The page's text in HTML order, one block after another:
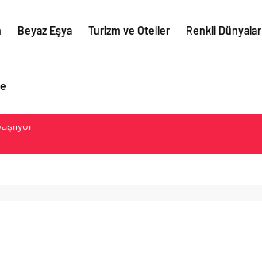
Beyaz Eşya Turizm ve Oteller Renkli Dünyalar
ve maliyet baskısına rağmen 2026’nın ikinci
hızlı demiryolu projesine Kalyon İnşaat imzası